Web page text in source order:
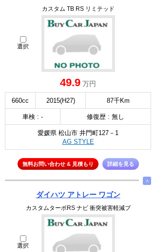
カスタム TB RS リミテッド
選択
49.9 万円
660cc 2015(H27) 87千Km
車検 : - 修復歴 : 無し
愛媛県 松山市 井門町127－1
AG STYLE
無料お問い合わせ & 見積もり 詳細を見る
∧
ダイハツ アトレー ワゴン
カスタムターボRS ナビ 衝突被害軽減ブ
選択